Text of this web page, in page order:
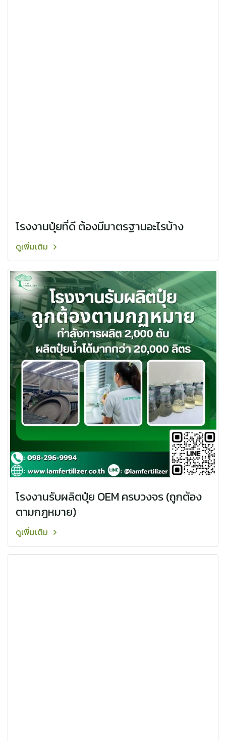
โรงงานปุ๋ยที่ดี ต้องมีมาตรฐานอะไรบ้าง
ดูเพิ่มเติม
โรงงานรับผลิตปุ๋ย OEM ครบวงจร (ถูกต้อง
ตามกฎหมาย)
ดูเพิ่มเติม